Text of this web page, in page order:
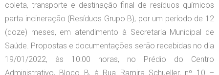
coleta, transporte e destinação final de resíduos químicos
parta incineração (Resíduos Grupo B), por um período de 12
(doze) meses, em atendimento à Secretaria Municipal de
Saúde. Propostas e documentações serão recebidas no dia
19/01/2022, às 10:00 horas, no Prédio do Centro
Administrativo, Bloco B, à Rua Ramira Schueller, nº 10 –